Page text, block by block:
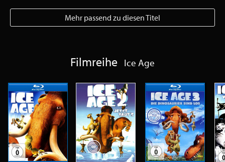
Mehr passend zu diesen Titel
Filmreihe Ice Age